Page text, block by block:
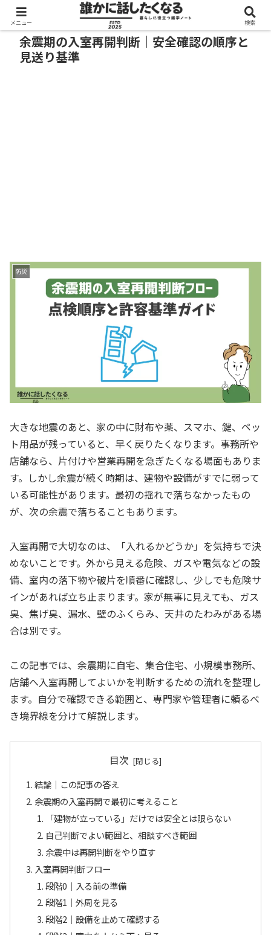
余震期の入室再開判断｜安全確認の順序と
見送り基準
防災
大きな地震のあと、家の中に財布や薬、スマホ、鍵、ペッ
ト用品が残っていると、早く戻りたくなります。事務所や
店舗なら、片付けや営業再開を急ぎたくなる場面もありま
す。しかし余震が続く時期は、建物や設備がすでに弱って
いる可能性があります。最初の揺れで落ちなかったもの
が、次の余震で落ちることもあります。
入室再開で大切なのは、「入れるかどうか」を気持ちで決
めないことです。外から見える危険、ガスや電気などの設
備、室内の落下物や破片を順番に確認し、少しでも危険サ
インがあれば立ち止まります。家が無事に見えても、ガス
臭、焦げ臭、漏水、壁のふくらみ、天井のたわみがある場
合は別です。
この記事では、余震期に自宅、集合住宅、小規模事務所、
店舗へ入室再開してよいかを判断するための流れを整理し
ます。自分で確認できる範囲と、専門家や管理者に頼るべ
き境界線を分けて解説します。
目次
結論｜この記事の答え
余震期の入室再開で最初に考えること
「建物が立っている」だけでは安全とは限らない
自己判断でよい範囲と、相談すべき範囲
余震中は再開判断をやり直す
入室再開判断フロー
段階0｜入る前の準備
段階1｜外周を見る
段階2｜設備を止めて確認する
メニュー 検索